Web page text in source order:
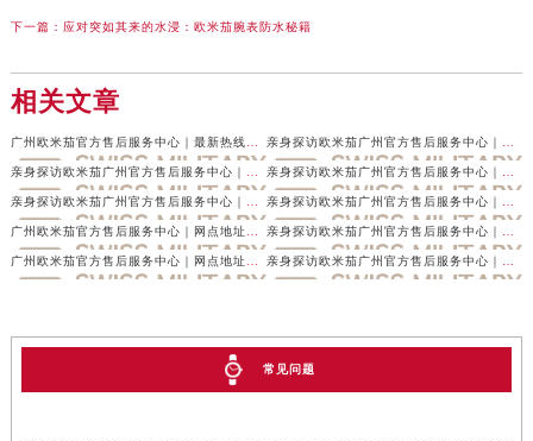
下一篇： 应对突如其来的水浸：欧米茄腕表防水秘籍
相关文章
常见问题